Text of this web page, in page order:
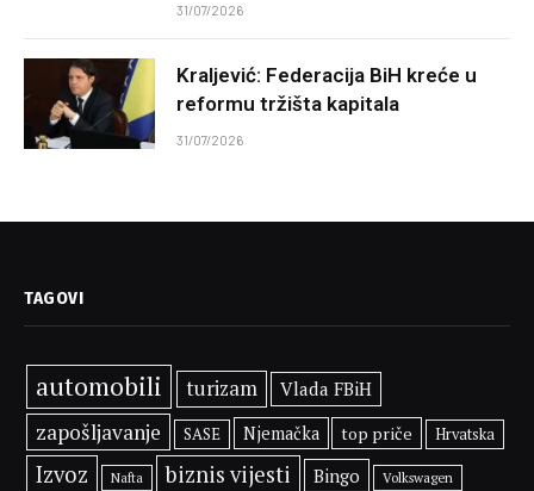
31/07/2026
Kraljević: Federacija BiH kreće u
reformu tržišta kapitala
31/07/2026
TAGOVI
automobili turizam Vlada FBiH
zapošljavanje SASE Njemačka top priče Hrvatska
Izvoz Nafta biznis vijesti Bingo Volkswagen